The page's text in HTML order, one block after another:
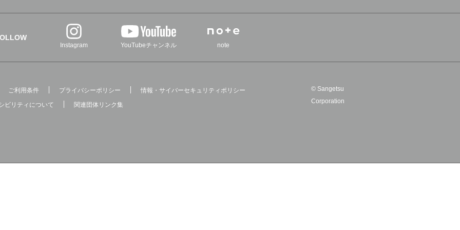
Instagram YouTubeチャンネル note
ご利用条件 プライバシーポリシー
情報・サイバーセキュリティポリシー
ビリティについて
関連団体リンク集
© Sangetsu
Corporation